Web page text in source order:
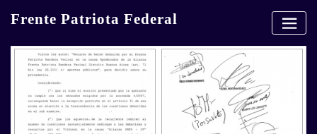
Frente Patriota Federal